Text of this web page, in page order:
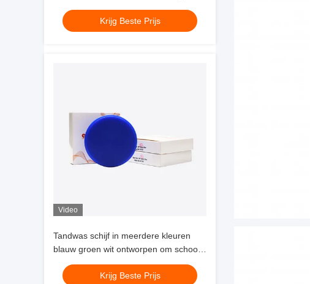
freesmachines die nauwkeurig gieten,
sterke stabiliteit en gemakkelijk snijden
bieden
Krijg Beste Prijs
Video
Tandwas schijf in meerdere kleuren
blauw groen wit ontworpen om schoon
uit te branden en gemakkelijke
visualisatie van occlusale morfologie
Krijg Beste Prijs